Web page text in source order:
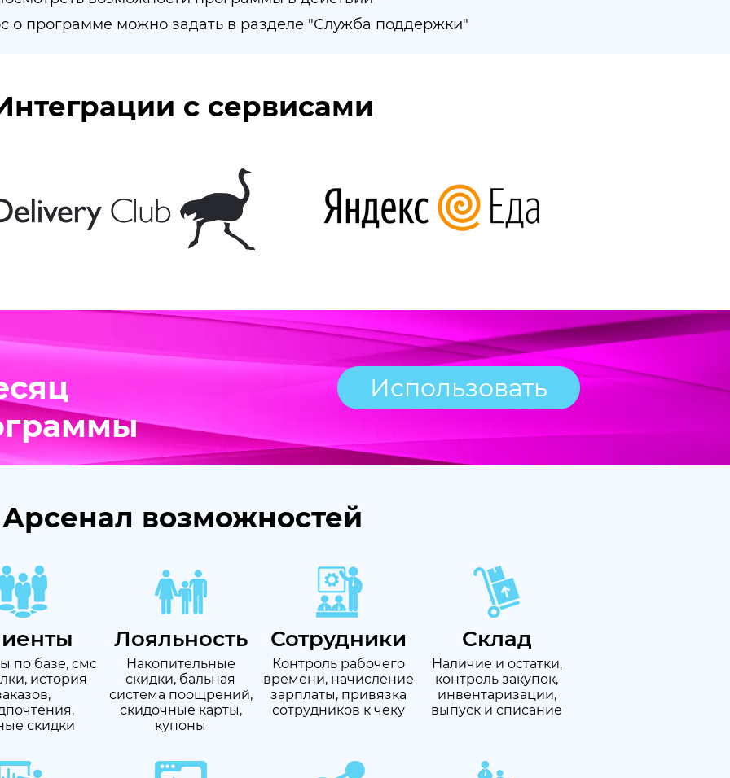
о программе можно задать в разделе "Служба поддержки"
с сервисами
Использовать
Арсенал возможностей
по базе, смс
история
скидки
Лояльность
Накопительные
скидки, бальная
система поощрений,
скидочные карты,
купоны
Сотрудники
Контроль рабочего
времени, начисление
зарплаты, привязка
сотрудников к чеку
Склад
Наличие и остатки,
контроль закупок,
инвентаризации,
выпуск и списание